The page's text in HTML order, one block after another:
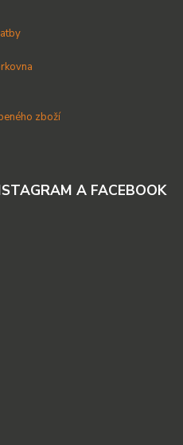
zboží
A FACEBOOK